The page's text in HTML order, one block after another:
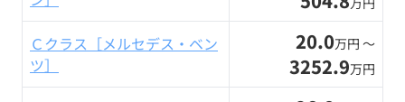
Ｃクラス［メルセデス・ベン
ツ］
20.0万円 〜
3252.9万円